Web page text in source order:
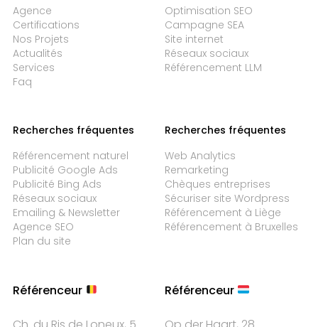
Agence
Certifications
Nos Projets
Actualités
Services
Faq
Optimisation SEO
Campagne SEA
Site internet
Réseaux sociaux
Référencement LLM
Recherches fréquentes
Référencement naturel
Publicité Google Ads
Publicité Bing Ads
Réseaux sociaux
Emailing & Newsletter
Agence SEO
Plan du site
Recherches fréquentes
Web Analytics
Remarketing
Chèques entreprises
Sécuriser site Wordpress
Référencement à Liège
Référencement à Bruxelles
Référenceur Référenceur